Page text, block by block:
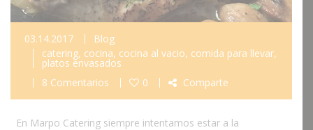
03.14.2017
Blog
catering, cocina, cocina al vacio, comida para llevar,
platos envasados
8 Comentarios
0 Comparte
En Marpo Catering siempre intentamos estar a la